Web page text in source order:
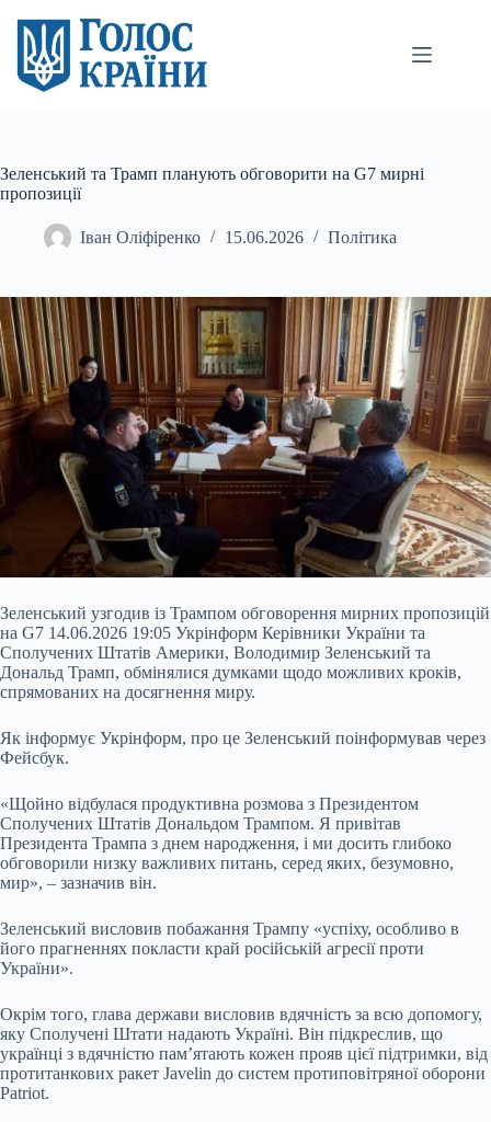
вмісту
Зеленський та Трамп планують обговорити на G7 мирні
пропозиції
Іван Оліфіренко 15.06.2026 Політика
Зеленський узгодив із Трампом обговорення мирних пропозицій
на G7 14.06.2026 19:05 Укрінформ Керівники України та
Сполучених Штатів Америки, Володимир Зеленський та
Дональд Трамп, обмінялися думками щодо можливих кроків,
спрямованих на досягнення миру.
Як інформує Укрінформ, про це Зеленський поінформував через
Фейсбук.
«Щойно відбулася продуктивна розмова з Президентом
Сполучених Штатів Дональдом Трампом. Я привітав
Президента Трампа з днем народження, і ми досить глибоко
обговорили низку важливих питань, серед яких, безумовно,
мир», – зазначив він.
Зеленський висловив побажання Трампу «успіху, особливо в
його прагненнях покласти край російській агресії проти
України».
Окрім того, глава держави висловив вдячність за всю допомогу,
яку Сполучені Штати надають Україні. Він підкреслив, що
українці з вдячністю пам’ятають кожен прояв цієї підтримки, від
протитанкових ракет Javelin до систем протиповітряної оборони
Patriot.